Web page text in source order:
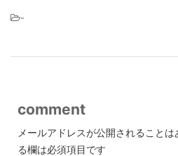
-
comment
メールアドレスが公開されることは
る欄は必須項目です